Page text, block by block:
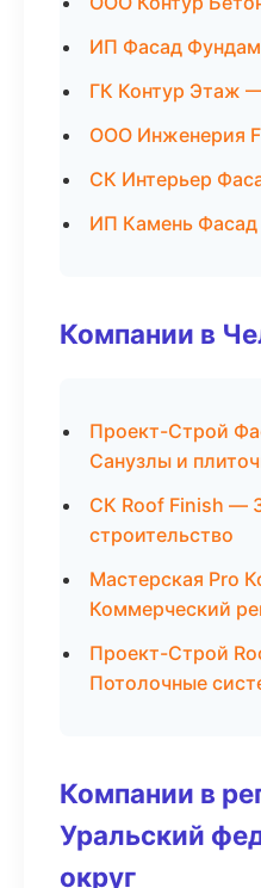
ИП Фасад
ГК Контур Этаж
ООО Инженерия
СК Интерьер
ИП Камень
Компании в
Проект-Строй
Санузлы и
СК Roof Finish —
строительство
Мастерская Pro
Коммерческий
Проект-Строй
Потолочные
Компании в
Уральский
округ